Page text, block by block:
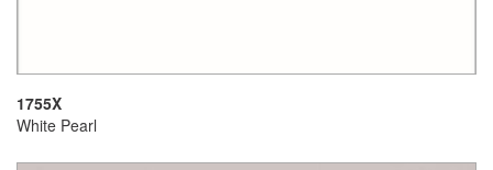
1755X
White Pearl